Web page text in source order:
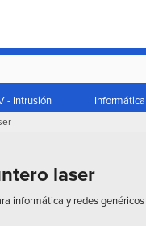
- Intrusión
laser
informática y redes